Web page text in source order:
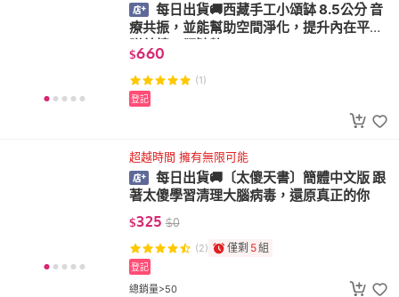
每日出貨🚚西藏手工小頌缽 8.5公分 音
療共振，並能幫助空間淨化，提升內在平靜
附敲棒、頌缽墊
$660
(1)
登記
超越時間 擁有無限可能
每日出貨🚚〔太傻天書〕簡體中文版 跟
著太傻學習清理大腦病毒，還原真正的你
$325 $0
(2) 僅剩 5組
總銷量>50
登記